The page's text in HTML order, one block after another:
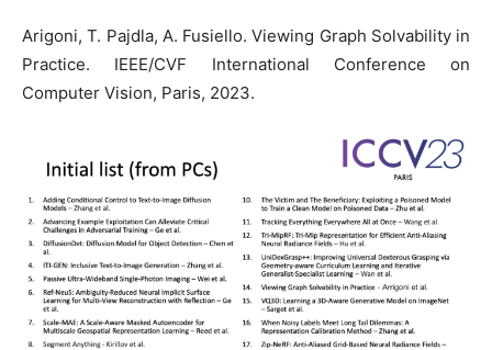
Arigoni, T. Pajdla, A. Fusiello. Viewing Graph Solvability in
Practice. IEEE/CVF International Conference on
Computer Vision, Paris, 2023.